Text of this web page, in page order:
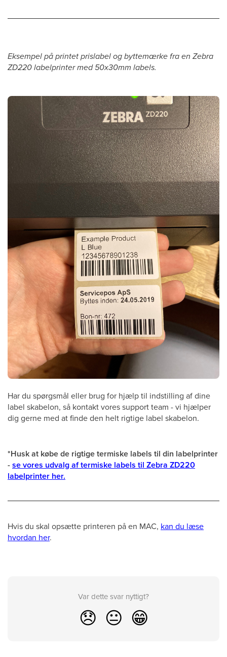
Eksempel på printet prislabel og byttemærke fra en Zebra
ZD220 labelprinter med 50x30mm labels.
Har du spørgsmål eller brug for hjælp til indstilling af dine
label skabelon, så kontakt vores support team - vi hjælper
dig gerne med at finde den helt rigtige label skabelon.
*Husk at købe de rigtige termiske labels til din labelprinter
-se vores udvalg af termiske labels til Zebra ZD220
labelprinter her.
Hvis du skal opsætte printeren på en MAC, kan du læse
hvordan her.
Var dette svar nyttigt?
😞 😐 😁